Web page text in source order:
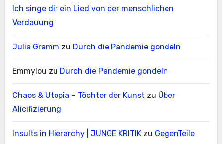
Ich singe dir ein Lied von der menschlichen
Verdauung
Julia Gramm zu Durch die Pandemie gondeln
Emmylou zu Durch die Pandemie gondeln
Chaos & Utopia – Töchter der Kunst zu Über
Alicifizierung
Insults in Hierarchy | JUNGE KRITIKzu GegenTeile